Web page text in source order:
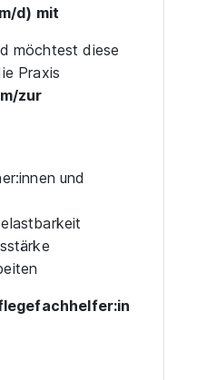
d) mit
möchtest diese
Praxis
zur
und